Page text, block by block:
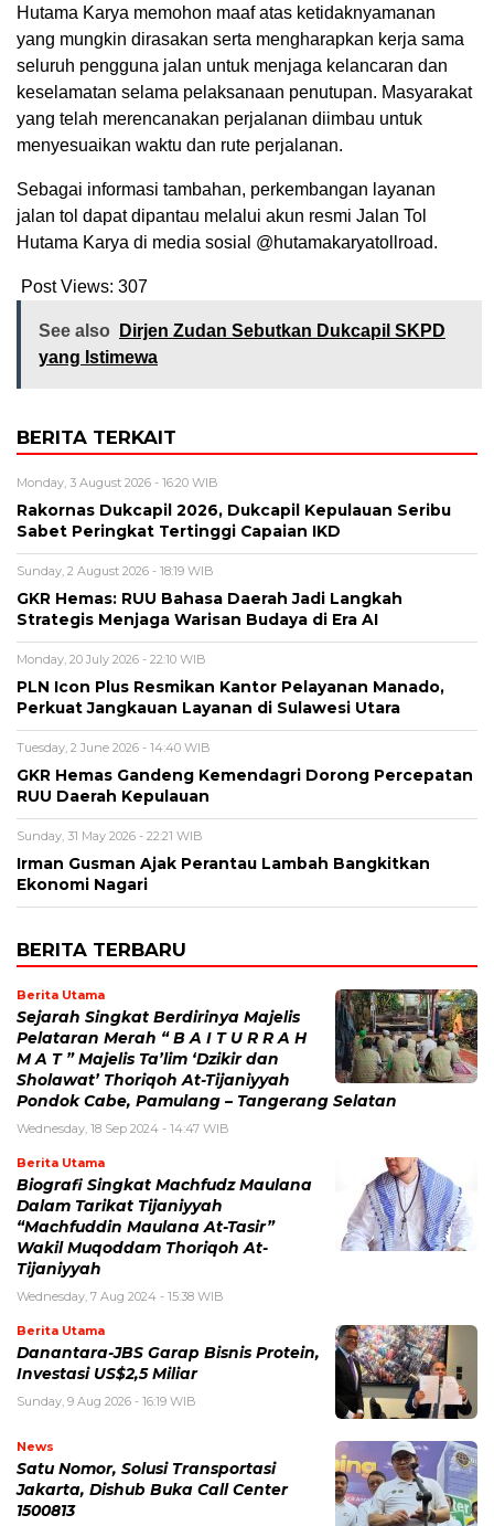
Hutama Karya memohon maaf atas ketidaknyamanan
yang mungkin dirasakan serta mengharapkan kerja sama
seluruh pengguna jalan untuk menjaga kelancaran dan
keselamatan selama pelaksanaan penutupan. Masyarakat
yang telah merencanakan perjalanan diimbau untuk
menyesuaikan waktu dan rute perjalanan.
Sebagai informasi tambahan, perkembangan layanan
jalan tol dapat dipantau melalui akun resmi Jalan Tol
Hutama Karya di media sosial @hutamakaryatollroad.
Post Views: 307
See also
Dirjen Zudan Sebutkan Dukcapil SKPD
yang Istimewa
BERITA TERKAIT
Monday, 3 August 2026 - 16:20 WIB
Rakornas Dukcapil 2026, Dukcapil Kepulauan Seribu
Sabet Peringkat Tertinggi Capaian IKD
Sunday, 2 August 2026 - 18:19 WIB
GKR Hemas: RUU Bahasa Daerah Jadi Langkah
Strategis Menjaga Warisan Budaya di Era AI
Monday, 20 July 2026 - 22:10 WIB
PLN Icon Plus Resmikan Kantor Pelayanan Manado,
Perkuat Jangkauan Layanan di Sulawesi Utara
Tuesday, 2 June 2026 - 14:40 WIB
GKR Hemas Gandeng Kemendagri Dorong Percepatan
RUU Daerah Kepulauan
Sunday, 31 May 2026 - 22:21 WIB
Irman Gusman Ajak Perantau Lambah Bangkitkan
Ekonomi Nagari
BERITA TERBARU
Berita Utama
Sejarah Singkat Berdirinya Majelis
Pelataran Merah “ B A I T U R R A H
M A T ” Majelis Ta’lim ‘Dzikir dan
Sholawat’ Thoriqoh At-Tijaniyyah
Pondok Cabe, Pamulang – Tangerang Selatan
Wednesday, 18 Sep 2024 - 14:47 WIB
Berita Utama
Biografi Singkat Machfudz Maulana
Dalam Tarikat Tijaniyyah
“Machfuddin Maulana At-Tasir”
Wakil Muqoddam Thoriqoh At-
Tijaniyyah
Wednesday, 7 Aug 2024 - 15:38 WIB
Berita Utama
Danantara-JBS Garap Bisnis Protein,
Investasi US$2,5 Miliar
Sunday, 9 Aug 2026 - 16:19 WIB
News
Satu Nomor, Solusi Transportasi
Jakarta, Dishub Buka Call Center
1500813